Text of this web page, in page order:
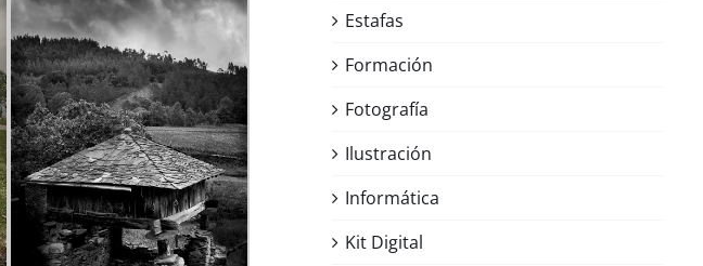
Estafas
Formación
Fotografía
Ilustración
Informática
Kit Digital